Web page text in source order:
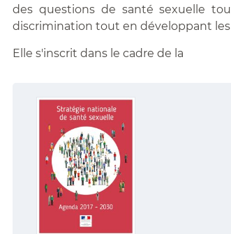
des questions de santé sexuelle
discrimination tout en développant
Elle s'inscrit dans le cadre de la